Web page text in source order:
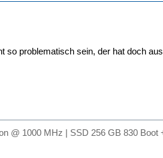
so problematisch sein, der hat doch
@ 1000 MHz | SSD 256 GB 830 Boot